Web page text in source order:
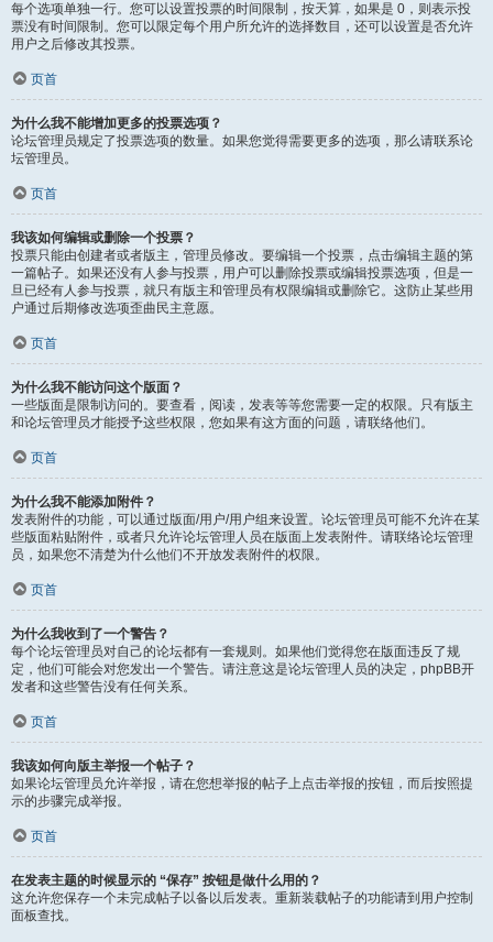
每个选项单独一行。您可以设置投票的时间限制，按天算，如果是 0，则表示投
票没有时间限制。您可以限定每个用户所允许的选择数目，还可以设置是否允许
用户之后修改其投票。
页首
为什么我不能增加更多的投票选项？
论坛管理员规定了投票选项的数量。如果您觉得需要更多的选项，那么请联系论
坛管理员。
页首
我该如何编辑或删除一个投票？
投票只能由创建者或者版主，管理员修改。要编辑一个投票，点击编辑主题的第
一篇帖子。如果还没有人参与投票，用户可以删除投票或编辑投票选项，但是一
旦已经有人参与投票，就只有版主和管理员有权限编辑或删除它。这防止某些用
户通过后期修改选项歪曲民主意愿。
页首
为什么我不能访问这个版面？
一些版面是限制访问的。要查看，阅读，发表等等您需要一定的权限。只有版主
和论坛管理员才能授予这些权限，您如果有这方面的问题，请联络他们。
页首
为什么我不能添加附件？
发表附件的功能，可以通过版面/用户/用户组来设置。论坛管理员可能不允许在某
些版面粘贴附件，或者只允许论坛管理人员在版面上发表附件。请联络论坛管理
员，如果您不清楚为什么他们不开放发表附件的权限。
页首
为什么我收到了一个警告？
每个论坛管理员对自己的论坛都有一套规则。如果他们觉得您在版面违反了规
定，他们可能会对您发出一个警告。请注意这是论坛管理人员的决定，phpBB开
发者和这些警告没有任何关系。
页首
我该如何向版主举报一个帖子？
如果论坛管理员允许举报，请在您想举报的帖子上点击举报的按钮，而后按照提
示的步骤完成举报。
页首
在发表主题的时候显示的 “保存” 按钮是做什么用的？
这允许您保存一个未完成帖子以备以后发表。重新装载帖子的功能请到用户控制
面板查找。